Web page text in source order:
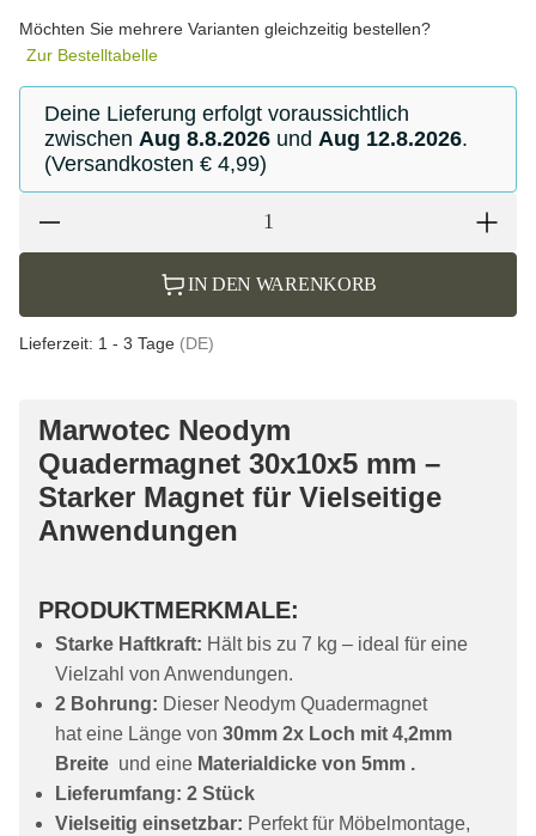
Möchten Sie mehrere Varianten gleichzeitig bestellen?
Zur Bestelltabelle
Deine Lieferung erfolgt voraussichtlich
zwischen Aug 8.8.2026 und Aug 12.8.2026.
(Versandkosten € 4,99)
IN DEN WARENKORB
Lieferzeit: 1 - 3 Tage (DE)
Marwotec Neodym
Quadermagnet 30x10x5 mm –
Starker Magnet für Vielseitige
Anwendungen
PRODUKTMERKMALE:
Starke Haftkraft: Hält bis zu 7 kg – ideal für eine
Vielzahl von Anwendungen.
2 Bohrung: Dieser Neodym Quadermagnet
hat eine Länge von30mm 2x Loch mit 4,2mm
Breite und eine Materialdicke von 5mm .
Lieferumfang: 2 Stück
Vielseitig einsetzbar: Perfekt für Möbelmontage,